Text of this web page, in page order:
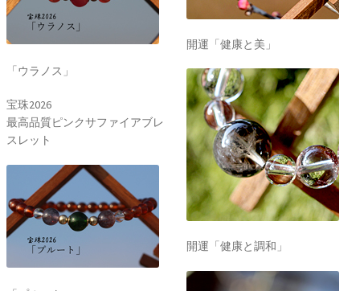
「ウラノス」
宝珠2026
最高品質ピンクサファイアブレ
スレット
開運「健康と美」
開運「健康と調和」